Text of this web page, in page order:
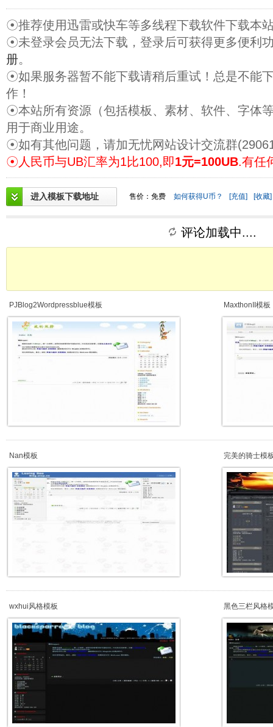
☉推荐使用迅雷或快车等多线程下载软件下载本
☉未登录会员无法下载，登录后可获得更多便利
册。
☉如果服务器暂不能下载请稍后重试！总是不能
作！
☉本站所有资源（包括模板、素材、软件、字体
用于商业用途。
☉如有其他问题，请加无忧网站设计交流群
☉人民币与UB汇率为1比100,即1元=100UB.有任
进入模板下载地址 售价：免费 如何获得U币？ [充值] [收藏]
评论加载中....
PJBlog2Wordpressblue模板 MaxthonII模板
Nan模板 完美的骑士模
wxhui风格模板 黑色三栏风格